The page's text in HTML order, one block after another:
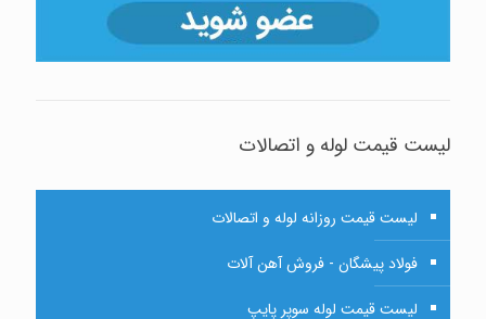
لیست قیمت لوله و اتصالات
لیست قیمت روزانه لوله و اتصالات
فولاد پیشگان - فروش آهن آلات
لیست قیمت لوله سوپر پایپ